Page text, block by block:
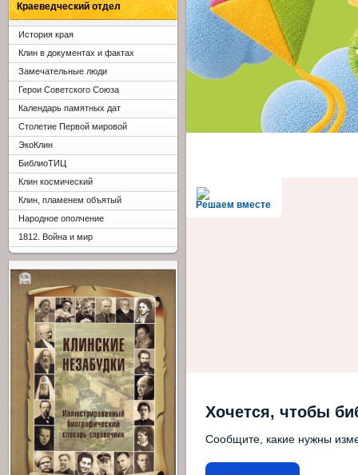
Решаем вместе
Хочется, чтобы
Сообщите, какие нужны
Краеведческий отдел
История края
Клин в документах и фактах
Замечательные люди
Герои Советского Союза
Календарь памятных дат
Столетие Первой мировой
ЭкоКлин
БиблиоТИЦ
Клин космический
Клин, пламенем объятый
Народное ополчение
1812. Война и мир